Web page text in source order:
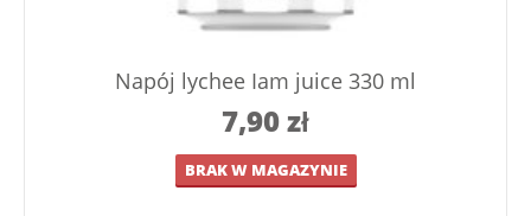
Napój lychee Iam juice 330 ml
7,90zł
BRAK W MAGAZYNIE